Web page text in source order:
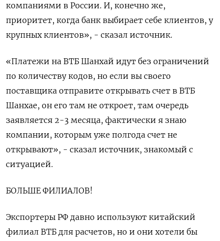
компаниями в России. И, конечно же,
приоритет, когда банк выбирает себе клиентов, у
крупных клиентов», - сказал источник.
«Платежи на ВТБ Шанхай идут без ограничений
по количеству кодов, но если вы своего
поставщика отправите открывать счет в ВТБ
Шанхае, он его там не откроет, там очередь
заявляется 2-3 месяца, фактически я знаю
компании, которым уже полгода счет не
открывают», - сказал источник, знакомый с
ситуацией.
БОЛЬШЕ ФИЛИАЛОВ!
Экспортеры РФ давно используют китайский
филиал ВТБ для расчетов, но и они хотели бы